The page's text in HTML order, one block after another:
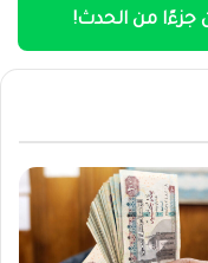
جزءًا من الحدث!